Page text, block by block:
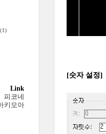
(1)
Link
피코네
키모아
[숫자 설정]